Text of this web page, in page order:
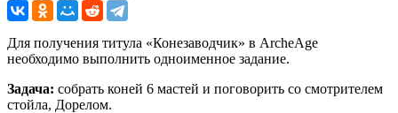
Для получения титула «Конезаводчик» в ArcheAge
необходимо выполнить одноименное задание.
Задача: собрать коней 6 мастей и поговорить со смотрителем
стойла, Дорелом.